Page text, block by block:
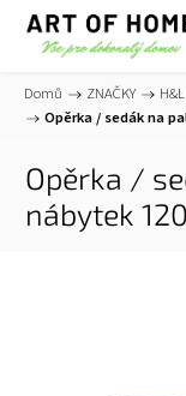
Domů / ZNAČKY / H&L
/
Opěrka / sedák na
Opěrka /
nábytek